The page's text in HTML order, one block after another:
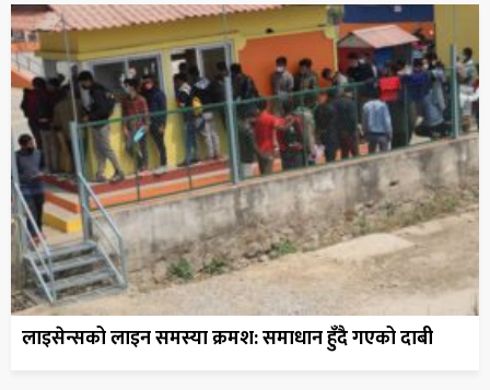
लाइसेन्सको लाइन समस्या क्रमश: समाधान हुँदै गएको दाबी